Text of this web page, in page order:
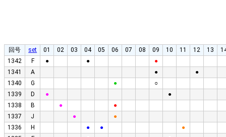
回号 set 01 02 03 04 05 06 07 08 09 10 11 12 13
1342
F ● ●
●
1341
A ●
●
1340
G ●
○
1339
D ●
●
1338
B ●
●
1337
J ●
●
1336
H ● ●
●